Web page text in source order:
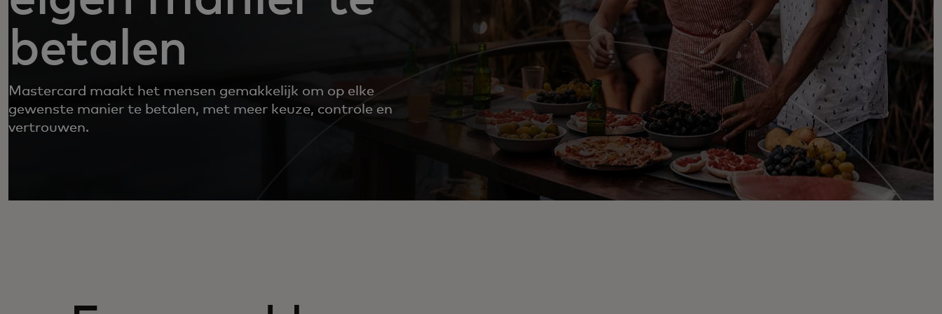
betalen
Mastercard maakt het mensen gemakkelijk om op elke
gewenste manier te betalen, met meer keuze, controle en
vertrouwen.